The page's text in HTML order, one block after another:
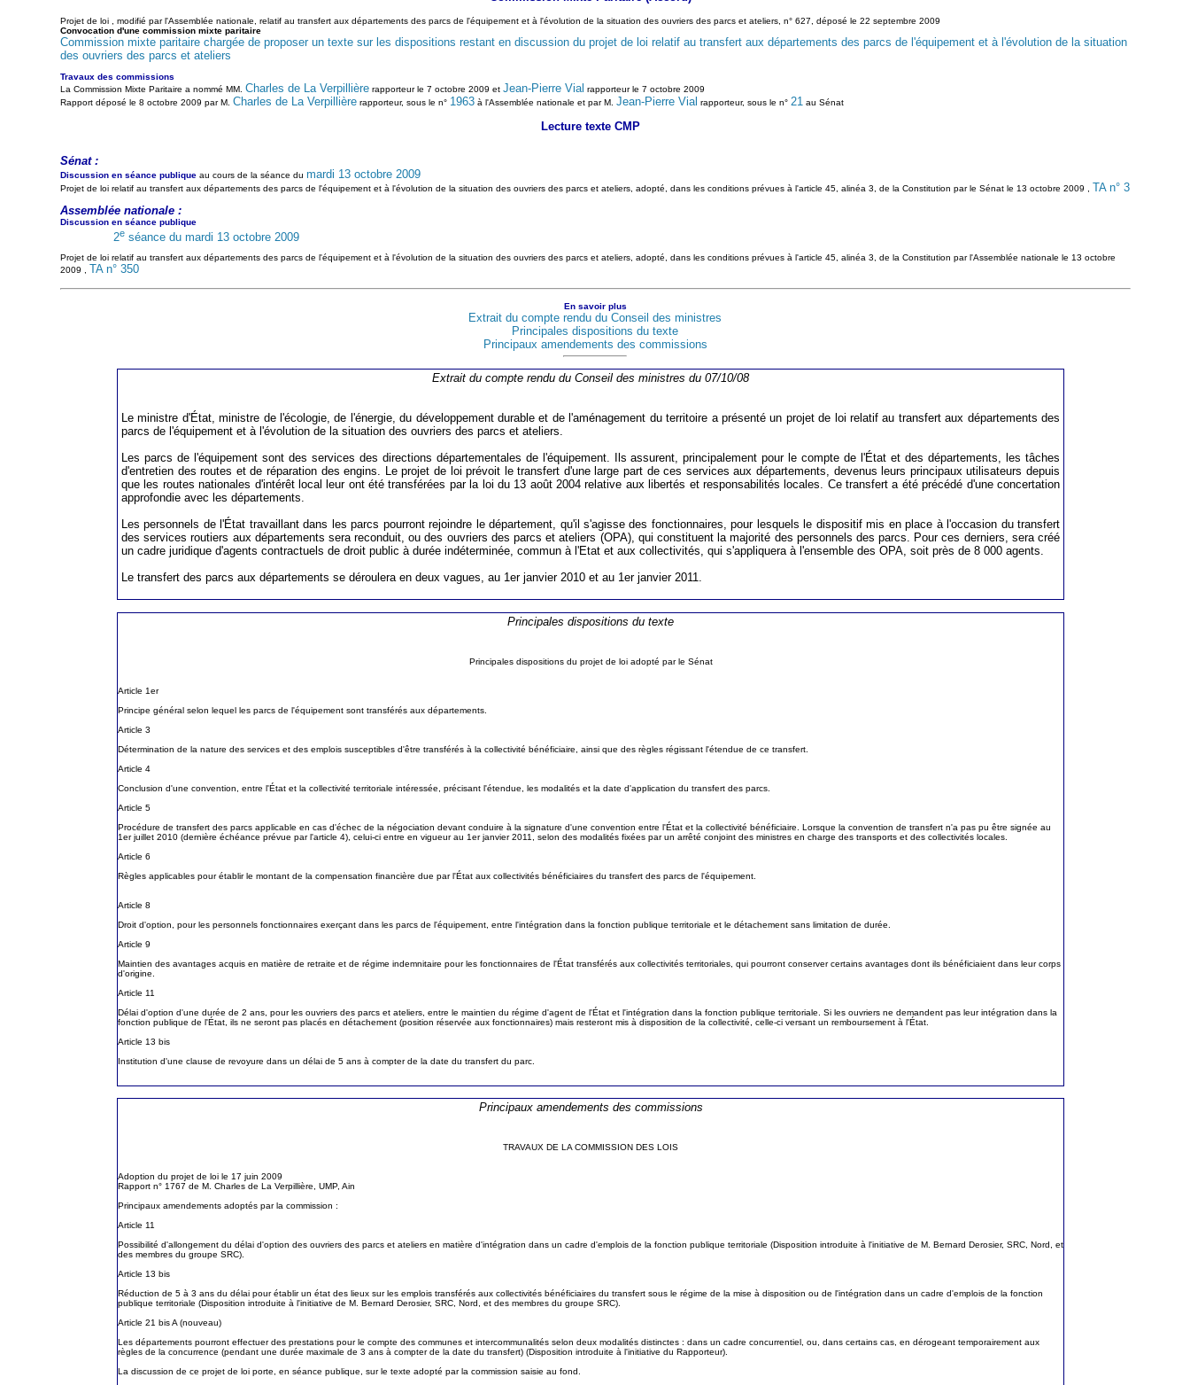
Projet de loi , modifié par l'Assemblée nationale, relatif au transfert aux départements des parcs de l'équipement et à l'évolution de la situation des ouvriers des parcs et ateliers, n° 627, déposé le 22 septembre 2009
Convocation d'une commission mixte paritaire
Commission mixte paritaire chargée de proposer un texte sur les dispositions restant en discussion du projet de loi relatif au transfert aux départements des parcs de l'équipement et à l'évolution de la situation
des ouvriers des parcs et ateliers
Travaux des commissions
La Commission Mixte Paritaire a nommé MM. Charles de La Verpillièrerapporteur le 7 octobre 2009 et Jean-Pierre Vial rapporteur le 7 octobre 2009
Rapport déposé le 8 octobre 2009 par M. Charles de La Verpillièrerapporteur, sous le n° 1963à l'Assemblée nationale et par M. Jean-Pierre Vial rapporteur, sous le n° 21 au Sénat
Lecture texte CMP
Sénat :
Discussion en séance publiqueau cours de la séance du mardi 13 octobre 2009
Projet de loi relatif au transfert aux départements des parcs de l'équipement et à l'évolution de la situation des ouvriers des parcs et ateliers, adopté, dans les conditions prévues à l'article 45, alinéa 3, de la Constitution par le Sénat le 13 octobre 2009 , TA n° 3
Assemblée nationale :
Discussion en séance publique
2e séance du mardi 13 octobre 2009
Projet de loi relatif au transfert aux départements des parcs de l'équipement et à l'évolution de la situation des ouvriers des parcs et ateliers, adopté, dans les conditions prévues à l'article 45, alinéa 3, de la Constitution par l'Assemblée nationale le 13 octobre
2009 , TA n° 350
En savoir plus
Extrait du compte rendu du Conseil des ministres
Principales dispositions du texte
Principaux amendements des commissions
Extrait du compte rendu du Conseil des ministres du 07/10/08
Le ministre d'État, ministre de l'écologie, de l'énergie, du développement durable et de l'aménagement du territoire a présenté un projet de loi relatif au transfert aux départements des
parcs de l'équipement et à l'évolution de la situation des ouvriers des parcs et ateliers.
Les parcs de l'équipement sont des services des directions départementales de l'équipement. Ils assurent, principalement pour le compte de l'État et des départements, les tâches
d'entretien des routes et de réparation des engins. Le projet de loi prévoit le transfert d'une large part de ces services aux départements, devenus leurs principaux utilisateurs depuis
que les routes nationales d'intérêt local leur ont été transférées par la loi du 13 août 2004 relative aux libertés et responsabilités locales. Ce transfert a été précédé d'une concertation
approfondie avec les départements.
Les personnels de l'État travaillant dans les parcs pourront rejoindre le département, qu'il s'agisse des fonctionnaires, pour lesquels le dispositif mis en place à l'occasion du transfert
des services routiers aux départements sera reconduit, ou des ouvriers des parcs et ateliers (OPA), qui constituent la majorité des personnels des parcs. Pour ces derniers, sera créé
un cadre juridique d'agents contractuels de droit public à durée indéterminée, commun à l'Etat et aux collectivités, qui s'appliquera à l'ensemble des OPA, soit près de 8 000 agents.
Le transfert des parcs aux départements se déroulera en deux vagues, au 1er janvier 2010 et au 1er janvier 2011.
Principales dispositions du texte
Principales dispositions du projet de loi adopté par le Sénat
Article 1er
Principe général selon lequel les parcs de l'équipement sont transférés aux départements.
Article 3
Détermination de la nature des services et des emplois susceptibles d'être transférés à la collectivité bénéficiaire, ainsi que des règles régissant l'étendue de ce transfert.
Article 4
Conclusion d'une convention, entre l'État et la collectivité territoriale intéressée, précisant l'étendue, les modalités et la date d'application du transfert des parcs.
Article 5
Procédure de transfert des parcs applicable en cas d'échec de la négociation devant conduire à la signature d'une convention entre l'État et la collectivité bénéficiaire. Lorsque la convention de transfert n'a pas pu être signée au
1er juillet 2010 (dernière échéance prévue par l'article 4), celui-ci entre en vigueur au 1er janvier 2011, selon des modalités fixées par un arrêté conjoint des ministres en charge des transports et des collectivités locales.
Article 6
Règles applicables pour établir le montant de la compensation financière due par l'État aux collectivités bénéficiaires du transfert des parcs de l'équipement.
Article 8
Droit d'option, pour les personnels fonctionnaires exerçant dans les parcs de l'équipement, entre l'intégration dans la fonction publique territoriale et le détachement sans limitation de durée.
Article 9
Maintien des avantages acquis en matière de retraite et de régime indemnitaire pour les fonctionnaires de l'État transférés aux collectivités territoriales, qui pourront conserver certains avantages dont ils bénéficiaient dans leur corps
d'origine.
Article 11
Délai d'option d'une durée de 2 ans, pour les ouvriers des parcs et ateliers, entre le maintien du régime d'agent de l'État et l'intégration dans la fonction publique territoriale. Si les ouvriers ne demandent pas leur intégration dans la
fonction publique de l'État, ils ne seront pas placés en détachement (position réservée aux fonctionnaires) mais resteront mis à disposition de la collectivité, celle-ci versant un remboursement à l'État.
Article 13 bis
Institution d'une clause de revoyure dans un délai de 5 ans à compter de la date du transfert du parc.
Principaux amendements des commissions
TRAVAUX DE LA COMMISSION DES LOIS
Adoption du projet de loi le 17 juin 2009
Rapport n° 1767 de M. Charles de La Verpillière, UMP, Ain
Principaux amendements adoptés par la commission :
Article 11
Possibilité d'allongement du délai d'option des ouvriers des parcs et ateliers en matière d'intégration dans un cadre d'emplois de la fonction publique territoriale (Disposition introduite à l'initiative de M. Bernard Derosier, SRC, Nord, et
des membres du groupe SRC).
Article 13 bis
Réduction de 5 à 3 ans du délai pour établir un état des lieux sur les emplois transférés aux collectivités bénéficiaires du transfert sous le régime de la mise à disposition ou de l'intégration dans un cadre d'emplois de la fonction
publique territoriale (Disposition introduite à l'initiative de M. Bernard Derosier, SRC, Nord, et des membres du groupe SRC).
Article 21 bis A (nouveau)
Les départements pourront effectuer des prestations pour le compte des communes et intercommunalités selon deux modalités distinctes : dans un cadre concurrentiel, ou, dans certains cas, en dérogeant temporairement aux
règles de la concurrence (pendant une durée maximale de 3 ans à compter de la date du transfert) (Disposition introduite à l'initiative du Rapporteur).
La discussion de ce projet de loi porte, en séance publique, sur le texte adopté par la commission saisie au fond.